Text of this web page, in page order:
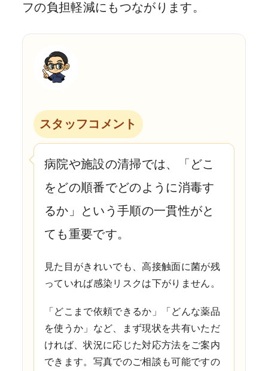
フの負担軽減にもつながります。
スタッフコメント
病院や施設の清掃では、「どこ
をどの順番でどのように消毒す
るか」という手順の一貫性がと
ても重要です。
見た目がきれいでも、高接触面に菌が残
っていれば感染リスクは下がりません。
「どこまで依頼できるか」「どんな薬品
を使うか」など、まず現状を共有いただ
ければ、状況に応じた対応方法をご案内
できます。写真でのご相談も可能ですの